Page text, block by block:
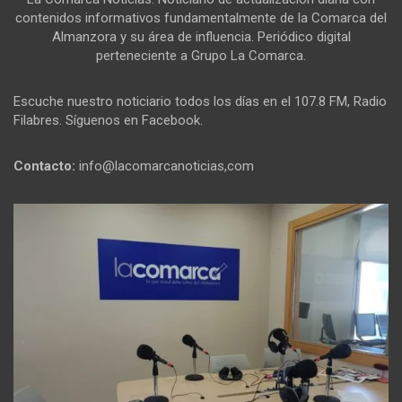
contenidos informativos fundamentalmente de la Comarca del
Almanzora y su área de influencia. Periódico digital
perteneciente a Grupo La Comarca.
Escuche nuestro noticiario todos los días en el 107.8 FM, Radio
Filabres. Síguenos en Facebook.
Contacto: info@lacomarcanoticias,com